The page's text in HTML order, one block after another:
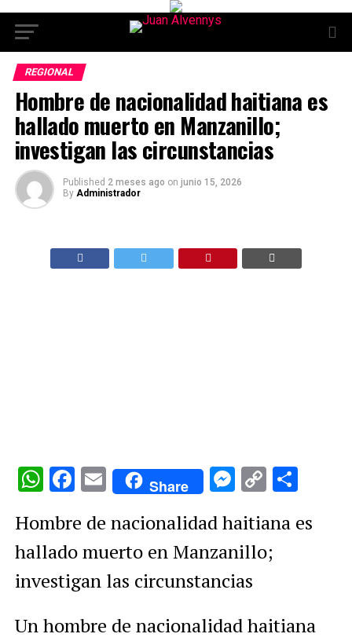
REGIONAL
Hombre de nacionalidad haitiana es
hallado muerto en Manzanillo;
investigan las circunstancias
Published 2 meses ago on junio 15, 2026
By Administrador
WhatsApp
Facebook
EmailShare
Copy
Hombre de nacionalidad haitiana es
hallado muerto en Manzanillo;
investigan las circunstancias
Un hombre de nacionalidad haitiana